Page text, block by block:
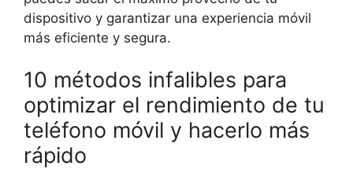
dispositivo y garantizar una experiencia móvil
más eficiente y segura.
10 métodos infalibles para
optimizar el rendimiento de tu
teléfono móvil y hacerlo más
rápido